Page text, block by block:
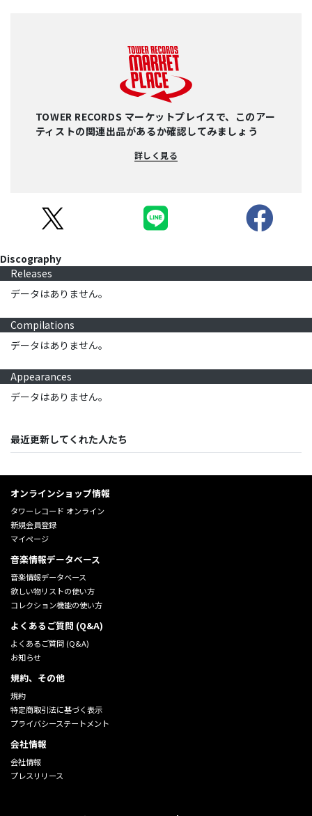
TOWER RECORDS マーケットプレイスで、このアー
ティストの関連出品があるか確認してみましょう
詳しく見る
Discography
Releases
データはありません。
Compilations
データはありません。
Appearances
データはありません。
最近更新してくれた人たち
オンラインショップ情報
タワーレコード オンライン
新規会員登録
マイページ
音楽情報データベース
音楽情報データベース
欲しい物リストの使い方
コレクション機能の使い方
よくあるご質問 (Q&A)
よくあるご質問 (Q&A)
お知らせ
規約、その他
規約
特定商取引法に基づく表示
プライバシーステートメント
会社情報
会社情報
プレスリリース